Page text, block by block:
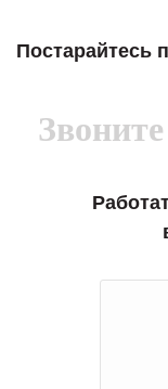
Постарайтесь
Звоните